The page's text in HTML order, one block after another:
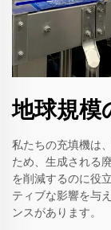
地球規模
私たちの充填機は
ため、生成される
を削減するのに役
ティブな影響を与
ンスがあります。